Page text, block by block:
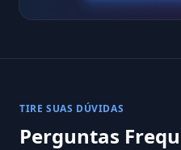
TIRE SUAS DÚVIDAS
Perguntas